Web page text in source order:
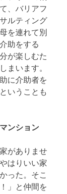
、バリアフ
ルティング
を連れて別
助をする
が楽しむた
まいます。
に介助者を
いうことも
ンション
がありませ
はりいい家
った。そこ
」と仲間を